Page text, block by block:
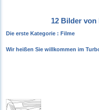
12 Bilder
Die erste Kategorie : Filme
Wir heißen Sie willkommen im